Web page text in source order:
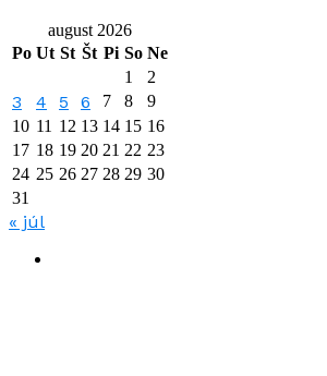
august 2026
Po Ut St Št Pi So Ne
1
2
3 4 5 6 7 8
9
10 11 12 13 14 15 16
17 18 19 20 21 22 23
24 25 26 27 28 29 30
31
« júl